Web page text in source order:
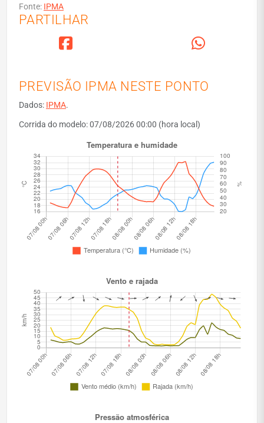
Fonte: IPMA
PARTILHAR
PREVISÃO IPMA NESTE PONTO
Dados: IPMA.
Corrida do modelo: 07/08/2026 00:00 (hora local)